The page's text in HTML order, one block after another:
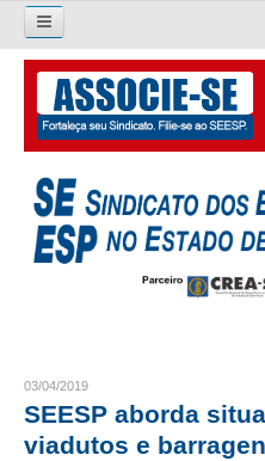
Pesquisar...
O SINDICATO
APRESENTAÇÃO
PALAVRA DO PRESIDENTE
LIVRO GESTÃO 2026-2029
03/04/2019
SEESP aborda
viadutos e